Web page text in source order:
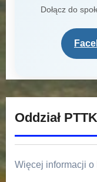
Dołącz do
Oddział
Więcej informacji